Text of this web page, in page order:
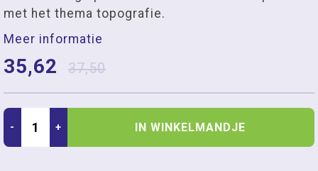
met het thema topografie.
Meer informatie
35,62 37,50
- + IN WINKELMANDJE